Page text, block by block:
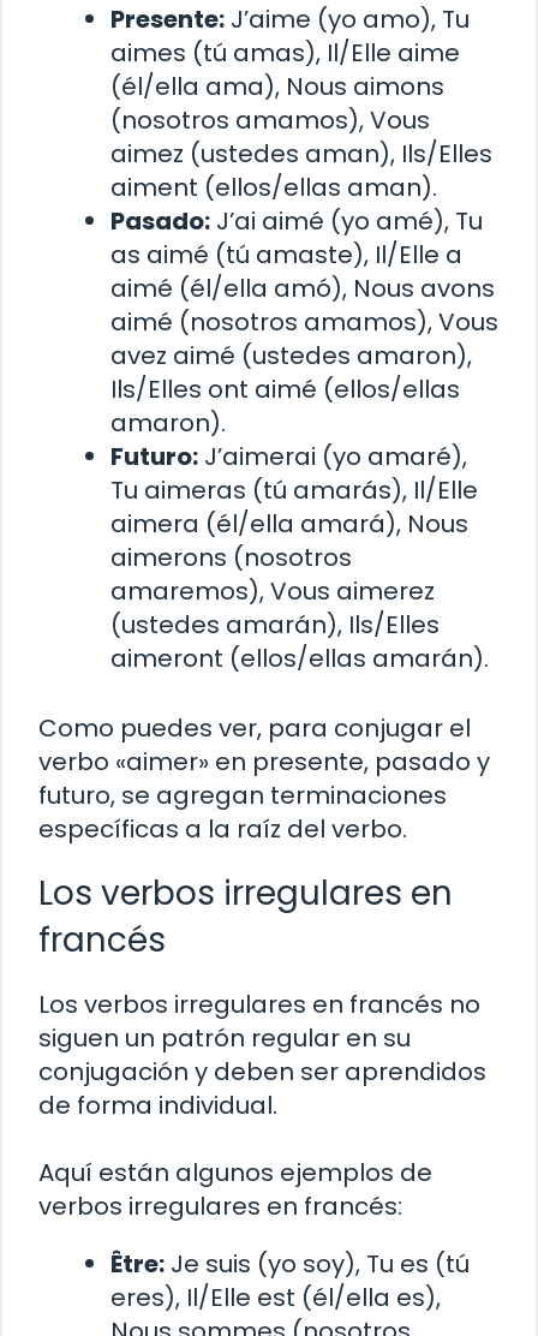
Presente: J’aime (yo amo), Tu
aimes (tú amas), Il/Elle aime
(él/ella ama), Nous aimons
(nosotros amamos), Vous
aimez (ustedes aman), Ils/Elles
aiment (ellos/ellas aman).
Pasado: J’ai aimé (yo amé), Tu
as aimé (tú amaste), Il/Elle a
aimé (él/ella amó), Nous avons
aimé (nosotros amamos), Vous
avez aimé (ustedes amaron),
Ils/Elles ont aimé (ellos/ellas
amaron).
Futuro: J’aimerai (yo amaré),
Tu aimeras (tú amarás), Il/Elle
aimera (él/ella amará), Nous
aimerons (nosotros
amaremos), Vous aimerez
(ustedes amarán), Ils/Elles
aimeront (ellos/ellas amarán).
Como puedes ver, para conjugar el
verbo «aimer» en presente, pasado y
futuro, se agregan terminaciones
específicas a la raíz del verbo.
Los verbos irregulares en
francés
Los verbos irregulares en francés no
siguen un patrón regular en su
conjugación y deben ser aprendidos
de forma individual.
Aquí están algunos ejemplos de
verbos irregulares en francés:
Être: Je suis (yo soy), Tu es (tú
eres), Il/Elle est (él/ella es),